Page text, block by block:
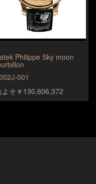
Philippe Sky moon
001
よそ￥130,606,372